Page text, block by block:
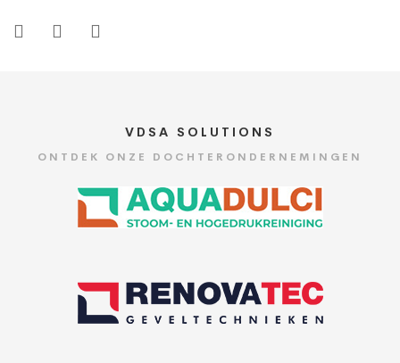
VDSA SOLUTIONS
ONTDEK ONZE DOCHTERONDERNEMINGEN